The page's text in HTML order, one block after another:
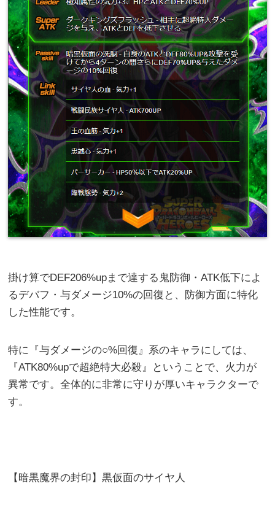
掛け算でDEF206%upまで達する鬼防御・ATK低下によ
るデバフ・与ダメージ10%の回復と、防御方面に特化
した性能です。
特に『与ダメージの○%回復』系のキャラにしては、
『ATK80%upで超絶特大必殺』ということで、火力が
異常です。全体的に非常に守りが厚いキャラクターで
す。
【暗黒魔界の封印】黒仮面のサイヤ人